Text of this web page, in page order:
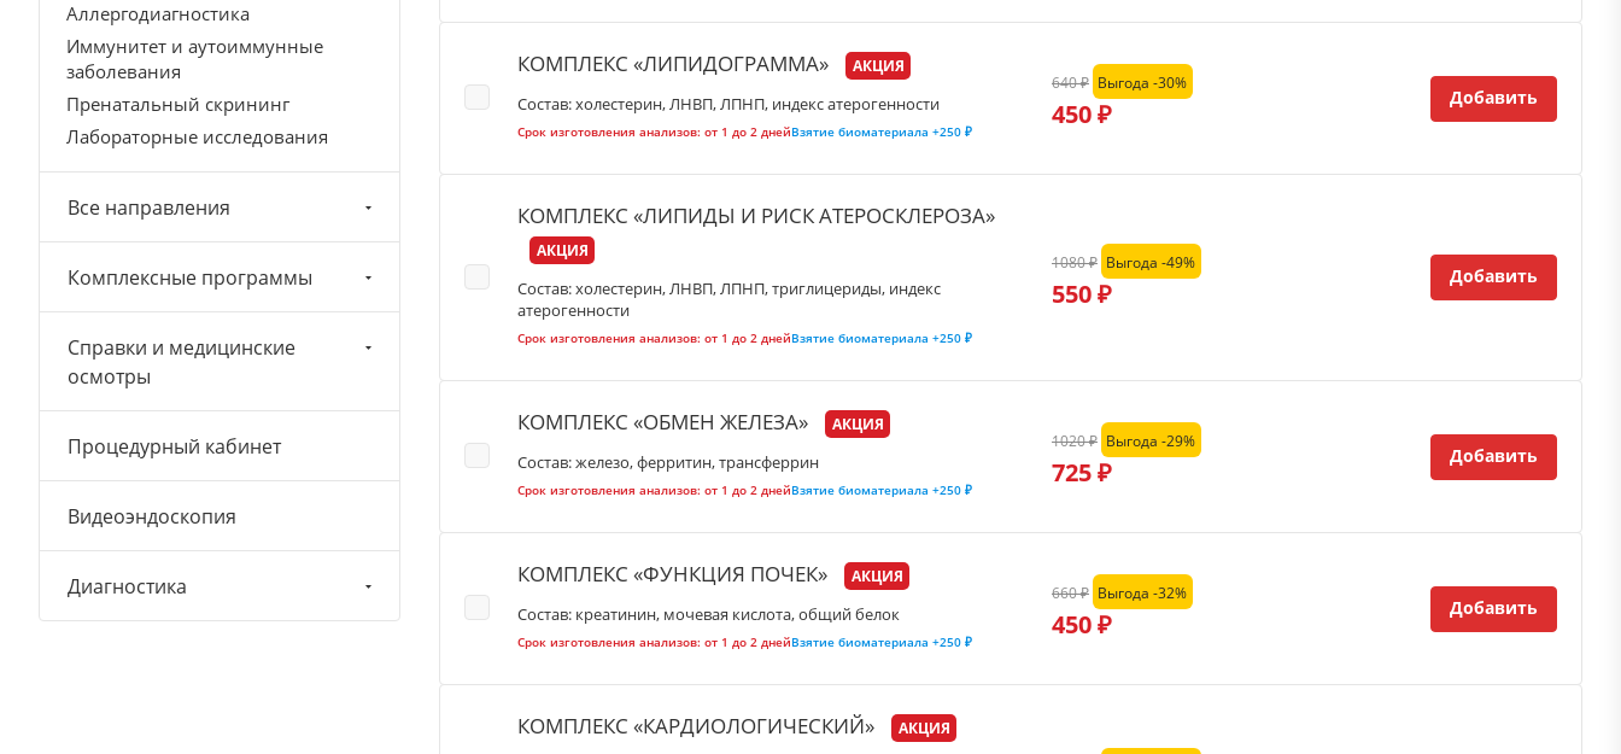
КОМПЛЕКС «ЛИПИДОГРАММА» АКЦИЯ
Состав: холестерин, ЛНВП, ЛПНП, индекс атерогенности
Срок изготовления анализов: от 1 до 2 днейВзятие биоматериала +250 ₽
450 ₽
640 ₽ Выгода -30%
Добавить
КОМПЛЕКС «ЛИПИДЫ И РИСК АТЕРОСКЛЕРОЗА»
АКЦИЯ
Состав: холестерин, ЛНВП, ЛПНП, триглицериды, индекс
атерогенности
Срок изготовления анализов: от 1 до 2 днейВзятие биоматериала +250 ₽
550 ₽
1080 ₽ Выгода -49%
Добавить
КОМПЛЕКС «ОБМЕН ЖЕЛЕЗА» АКЦИЯ
Состав: железо, ферритин, трансферрин
Срок изготовления анализов: от 1 до 2 днейВзятие биоматериала +250 ₽
725 ₽
1020 ₽ Выгода -29%
Добавить
КОМПЛЕКС «ФУНКЦИЯ ПОЧЕК» АКЦИЯ
Состав: креатинин, мочевая кислота, общий белок
Срок изготовления анализов: от 1 до 2 днейВзятие биоматериала +250 ₽
450 ₽
660 ₽ Выгода -32%
Добавить
КОМПЛЕКС «КАРДИОЛОГИЧЕСКИЙ» АКЦИЯ
Аллергодиагностика
Иммунитет и аутоиммунные
заболевания
Пренатальный скрининг
Лабораторные исследования
Все направления
Комплексные программы
Справки и медицинские
осмотры
Процедурный кабинет
Видеоэндоскопия
Диагностика